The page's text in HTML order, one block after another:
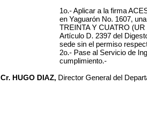
1o.- Aplicar a la firma
en Yaguarón No. 1607,
TREINTA Y CUATRO (UR
Artículo D. 2397 del
sede sin el permiso
2o.- Pase al Servicio de
cumplimiento.-
Cr. HUGO DIAZ, Director General del